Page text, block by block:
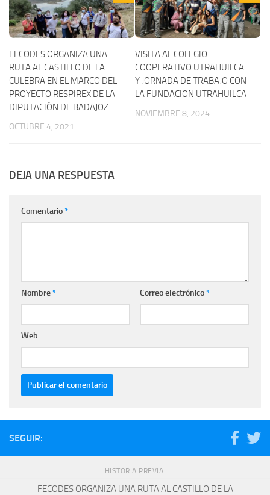
FECODES ORGANIZA UNA
RUTA AL CASTILLO DE LA
CULEBRA EN EL MARCO DEL
PROYECTO RESPIREX DE LA
DIPUTACIÓN DE BADAJOZ.
OCTUBRE 4, 2021
VISITA AL COLEGIO
COOPERATIVO UTRAHUILCA
Y JORNADA DE TRABAJO CON
LA FUNDACION UTRAHUILCA
NOVIEMBRE 8, 2024
DEJA UNA RESPUESTA
Comentario*
Nombre* Correo electrónico*
Web
SEGUIR:
HISTORIA PREVIA
FECODES ORGANIZA UNA RUTA AL CASTILLO DE LA